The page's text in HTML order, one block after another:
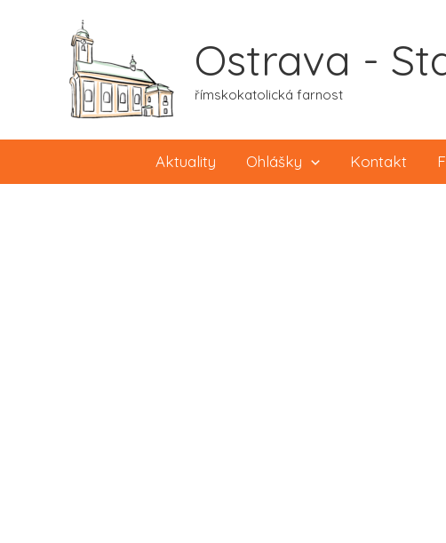
Ostrava -
římskokatolická farnost
Aktuality Ohlášky Kontakt